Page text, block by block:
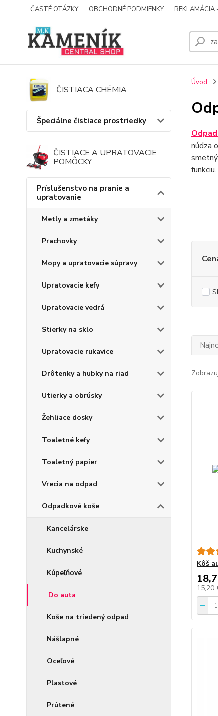
ČASTÉ OTÁZKY OBCHODNÉ PODMIENKY REKLAMÁCIA
ČISTIACA CHÉMIA
Špeciálne čistiace prostriedky
ČISTIACE A UPRATOVACIE
POMÔCKY
Príslušenstvo na pranie a
upratovanie
Metly a zmetáky
Prachovky
Mopy a upratovacie súpravy
Upratovacie kefy
Upratovacie vedrá
Stierky na sklo
Upratovacie rukavice
Drôtenky a hubky na riad
Utierky a obrúsky
Žehliace dosky
Toaletné kefy
Toaletný papier
Vrecia na odpad
Odpadkové koše
Kancelárske
Kuchynské
Kúpeľňové
Do auta
Koše na triedený odpad
Nášlapné
Oceľové
Plastové
Prútené
Úvod
núdza
Kôš
15,20